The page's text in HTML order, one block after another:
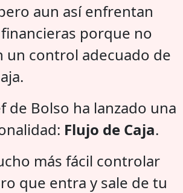
aun así enfrentan
porque no
un control adecuado de
de Bolso ha lanzado una
Flujo de Caja.
más fácil controlar
que entra y sale de tu